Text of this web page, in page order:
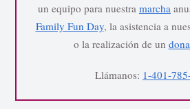
un equipo para nuestra marcha
Family Fun Day, la asistencia a
o la realización de un
Llámanos: 1-401-